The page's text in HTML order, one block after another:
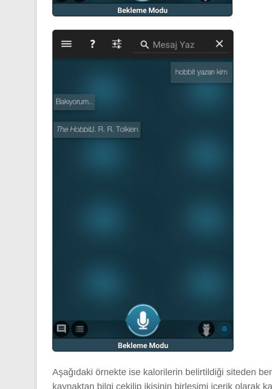
Aşağıdaki örnekte ise kalorilerin belirtildiği siteden
kaynaktan bilgi çekilip ikisinin birleşimi icerik olarak